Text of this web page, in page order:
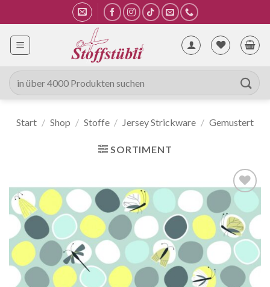
Inhalt
springen
Suche
nach:
Start / Shop / Stoffe / Jersey Strickware / Gemustert
SORTIMENT
Auf die
Wunschliste